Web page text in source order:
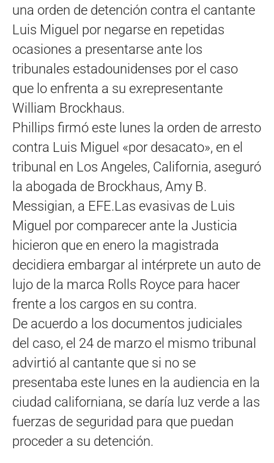
una orden de detención contra el cantante
Luis Miguel por negarse en repetidas
ocasiones a presentarse ante los
tribunales estadounidenses por el caso
que lo enfrenta a su exrepresentante
William Brockhaus.
Phillips firmó este lunes la orden de arresto
contra Luis Miguel «por desacato», en el
tribunal en Los Angeles, California, aseguró
la abogada de Brockhaus, Amy B.
Messigian, a EFE.Las evasivas de Luis
Miguel por comparecer ante la Justicia
hicieron que en enero la magistrada
decidiera embargar al intérprete un auto de
lujo de la marca Rolls Royce para hacer
frente a los cargos en su contra.
De acuerdo a los documentos judiciales
del caso, el 24 de marzo el mismo tribunal
advirtió al cantante que si no se
presentaba este lunes en la audiencia en la
ciudad californiana, se daría luz verde a las
fuerzas de seguridad para que puedan
proceder a su detención.